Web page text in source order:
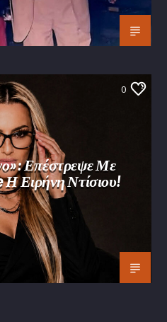
0
Επέστρεψε Με
Η Ειρήνη Ντίσιου!